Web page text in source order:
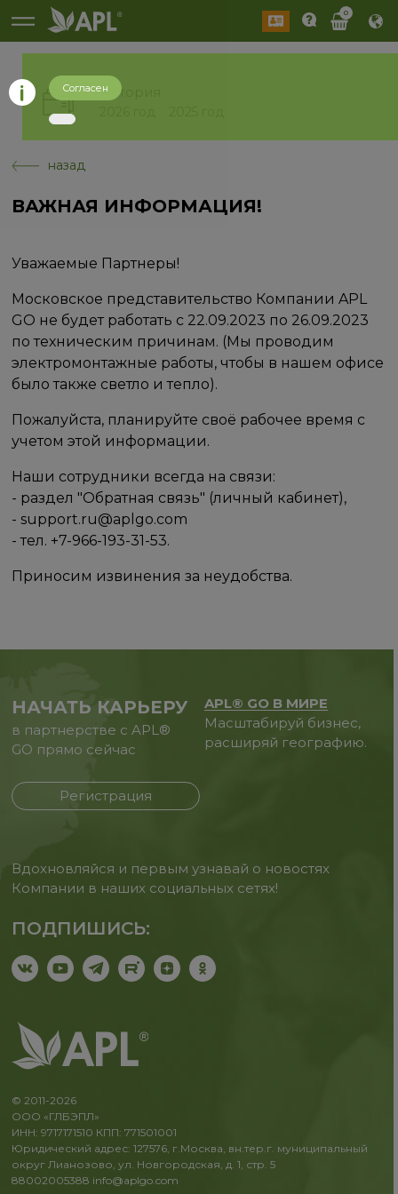
0
История
назад
ВАЖНАЯ ИНФОРМАЦИЯ!
Уважаемые Партнеры!
Московское представительство Компании APL
GO не будет работать с 22.09.2023 по 26.09.2023
по техническим причинам. (Мы проводим
электромонтажные работы, чтобы в нашем офисе
было также светло и тепло).
Пожалуйста, планируйте своё рабочее время с
учетом этой информации.
Наши сотрудники всегда на связи:
- раздел "Обратная связь" (личный кабинет),
- support.ru@aplgo.com
- тел. +7-966-193-31-53.
Приносим извинения за неудобства.
НАЧАТЬ КАРЬЕРУ
в партнерстве с APL®
GO прямо сейчас
Регистрация
APL® GO В МИРЕ
Масштабируй бизнес,
расширяй географию.
Вдохновляйся и первым узнавай о новостях
Компании в наших социальных сетях!
ПОДПИШИСЬ:
© 2011-2026
ООО «ГЛБЭПЛ»
ИНН: 9717171510 КПП: 771501001
Юридический адрес: 127576, г.Москва, вн.тер.г. муниципальный
округ Лианозово, ул. Новгородская, д. 1, стр. 5
88002005388 info@aplgo.com
Согласен